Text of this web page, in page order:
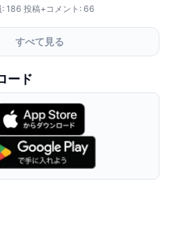
: 186 投稿+コメント: 66
すべて見る
ード